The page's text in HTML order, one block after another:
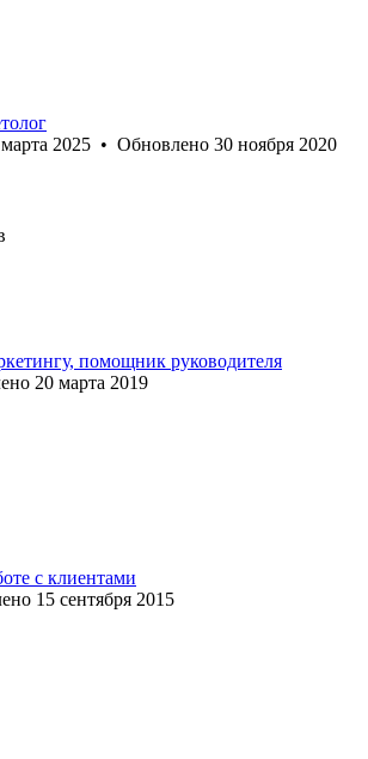
2025 • Обновлено 30 ноября 2020
помощник руководителя
20 марта 2019
с клиентами
15 сентября 2015